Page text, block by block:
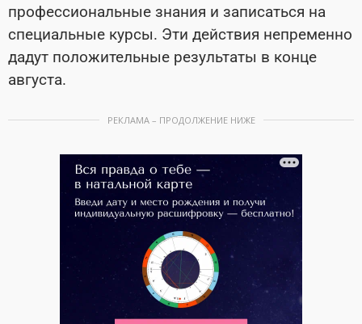
профессиональные знания и записаться на
специальные курсы. Эти действия непременно
дадут положительные результаты в конце
августа.
РЕКЛАМА – ПРОДОЛЖЕНИЕ НИЖЕ